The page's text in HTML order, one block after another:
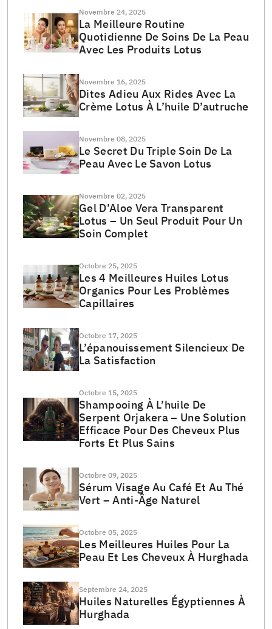
Novembre 24, 2025
La Meilleure Routine
Quotidienne De Soins De La Peau
Avec Les Produits Lotus
Novembre 16, 2025
Dites Adieu Aux Rides Avec La
Crème Lotus À L’huile D’autruche
Novembre 08, 2025
Le Secret Du Triple Soin De La
Peau Avec Le Savon Lotus
Novembre 02, 2025
Gel D’Aloe Vera Transparent
Lotus – Un Seul Produit Pour Un
Soin Complet
Octobre 25, 2025
Les 4 Meilleures Huiles Lotus
Organics Pour Les Problèmes
Capillaires
Octobre 17, 2025
L’épanouissement Silencieux De
La Satisfaction
Octobre 15, 2025
Shampooing À L’huile De
Serpent Orjakera – Une Solution
Efficace Pour Des Cheveux Plus
Forts Et Plus Sains
Octobre 09, 2025
Sérum Visage Au Café Et Au Thé
Vert – Anti-Âge Naturel
Octobre 05, 2025
Les Meilleures Huiles Pour La
Peau Et Les Cheveux À Hurghada
Septembre 24, 2025
Huiles Naturelles Égyptiennes À
Hurghada